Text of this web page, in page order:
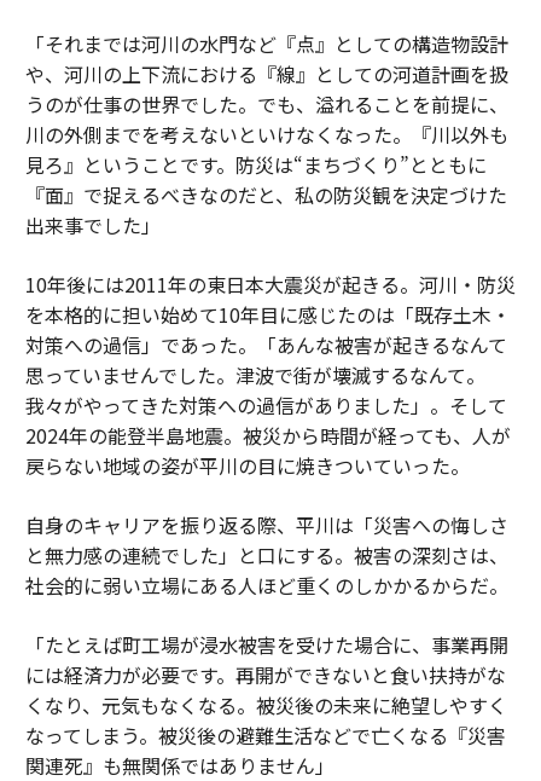
「それまでは河川の水門など『点』としての構造物設計
や、河川の上下流における『線』としての河道計画を扱
うのが仕事の世界でした。でも、溢れることを前提に、
川の外側までを考えないといけなくなった。『川以外も
見ろ』ということです。防災は“まちづくり”とともに
『面』で捉えるべきなのだと、私の防災観を決定づけた
出来事でした」
10年後には2011年の東日本大震災が起きる。河川・防災
を本格的に担い始めて10年目に感じたのは「既存土木・
対策への過信」であった。「あんな被害が起きるなんて
思っていませんでした。津波で街が壊滅するなんて。
我々がやってきた対策への過信がありました」。そして
2024年の能登半島地震。被災から時間が経っても、人が
戻らない地域の姿が平川の目に焼きついていった。
自身のキャリアを振り返る際、平川は「災害への悔しさ
と無力感の連続でした」と口にする。被害の深刻さは、
社会的に弱い立場にある人ほど重くのしかかるからだ。
「たとえば町工場が浸水被害を受けた場合に、事業再開
には経済力が必要です。再開ができないと食い扶持がな
くなり、元気もなくなる。被災後の未来に絶望しやすく
なってしまう。被災後の避難生活などで亡くなる『災害
関連死』も無関係ではありません」